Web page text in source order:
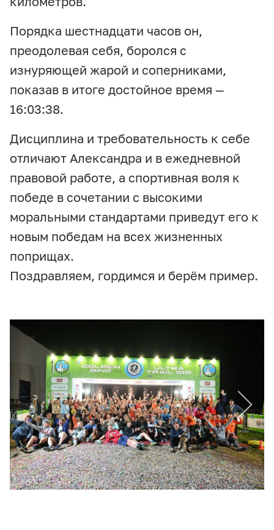
Порядка шестнадцати часов он,
преодолевая себя, боролся с
изнуряющей жарой и соперниками,
показав в итоге достойное время —
16:03:38.
Дисциплина и требовательность к себе
отличают Александра и в ежедневной
правовой работе, а спортивная воля к
победе в сочетании с высокими
моральными стандартами приведут его к
новым победам на всех жизненных
поприщах.
Поздравляем, гордимся и берём пример.